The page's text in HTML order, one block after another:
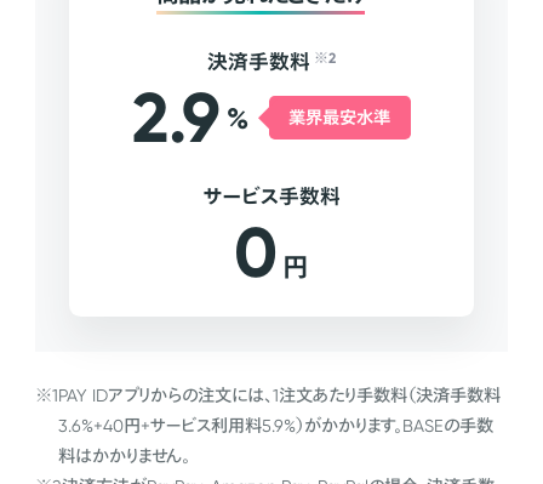
決済手数料 ※2
2.9 % 業界最安水準
サービス手数料
0 円
※1PAY IDアプリからの注文には、1注文あたり手数料（決済手数料
3.6%+40円+サービス利用料5.9%）がかかります。BASEの手数
料はかかりません。